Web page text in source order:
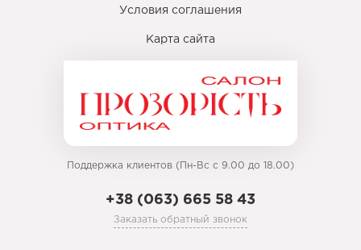
Условия соглашения
Карта сайта
Поддержка клиентов (Пн-Вс с 9.00 до 18.00)
+38 (063) 665 58 43
Заказать обратный звонок